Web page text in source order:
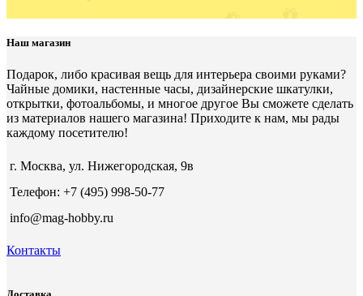
Наш магазин
Подарок, либо красивая вещь для интерьера своими руками?
Чайные домики, настенные часы, дизайнерские шкатулки,
открытки, фотоальбомы, и многое другое Вы сможете сделать
из материалов нашего магазина! Приходите к нам, мы рады
каждому посетителю!
г. Москва, ул. Нижегородская, 9в
Телефон: +7 (495) 998-50-77
info@mag-hobby.ru
Контакты